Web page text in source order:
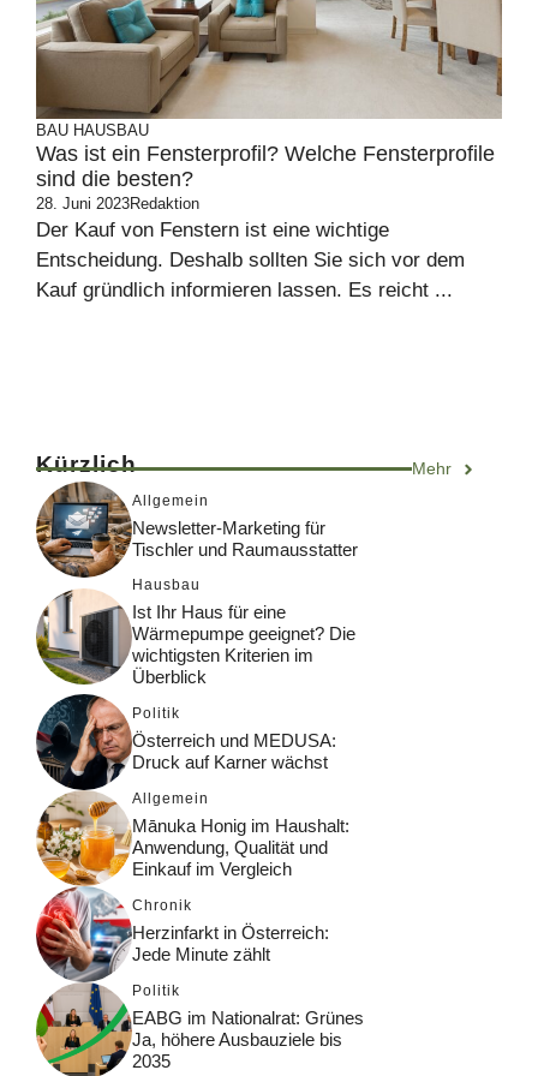
BAU HAUSBAU
Was ist ein Fensterprofil? Welche Fensterprofile
sind die besten?
28. Juni 2023Redaktion
Der Kauf von Fenstern ist eine wichtige
Entscheidung. Deshalb sollten Sie sich vor dem
Kauf gründlich informieren lassen. Es reicht ...
Kürzlich Mehr
Allgemein
Newsletter-Marketing für
Tischler und Raumausstatter
Hausbau
Ist Ihr Haus für eine
Wärmepumpe geeignet? Die
wichtigsten Kriterien im
Überblick
Politik
Österreich und MEDUSA:
Druck auf Karner wächst
Allgemein
Mānuka Honig im Haushalt:
Anwendung, Qualität und
Einkauf im Vergleich
Chronik
Herzinfarkt in Österreich:
Jede Minute zählt
Politik
EABG im Nationalrat: Grünes
Ja, höhere Ausbauziele bis
2035